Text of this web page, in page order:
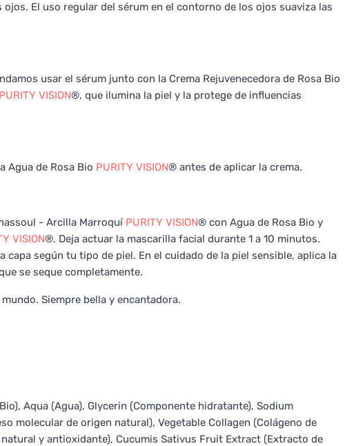
El uso regular del sérum en el contorno de los ojos suaviza las
usar el sérum junto con la Crema Rejuvenecedora de Rosa Bio
PURITY VISION®, que ilumina la piel y la protege de influencias
Agua de Rosa Bio PURITY VISION® antes de aplicar la crema.
- Arcilla Marroquí PURITY VISION® con Agua de Rosa Bio y
VISION®. Deja actuar la mascarilla facial durante 1 a 10 minutos.
capa según tu tipo de piel. En el cuidado de la piel sensible, aplica la
se seque completamente.
Siempre bella y encantadora.
Aqua (Agua), Glycerin (Componente hidratante), Sodium
molecular de origen natural), Vegetable Collagen (Colágeno de
y antioxidante), Cucumis Sativus Fruit Extract (Extracto de